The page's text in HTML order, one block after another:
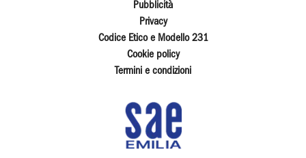
Pubblicità
Privacy
Codice Etico e Modello 231
Cookie policy
Termini e condizioni